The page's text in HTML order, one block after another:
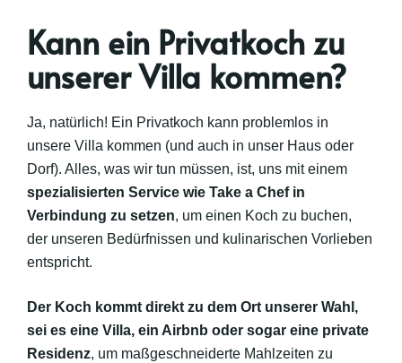
Kann ein Privatkoch zu
unserer Villa kommen?
Ja, natürlich! Ein Privatkoch kann problemlos in
unsere Villa kommen (und auch in unser Haus oder
Dorf). Alles, was wir tun müssen, ist, uns mit einem
spezialisierten Service wie Take a Chef in
Verbindung zu setzen, um einen Koch zu buchen,
der unseren Bedürfnissen und kulinarischen Vorlieben
entspricht.
Der Koch kommt direkt zu dem Ort unserer Wahl,
sei es eine Villa, ein Airbnb oder sogar eine private
Residenz, um maßgeschneiderte Mahlzeiten zu